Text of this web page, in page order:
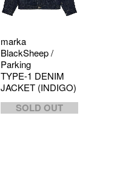
marka
BlackSheep /
Parking
TYPE-1 DENIM
JACKET (INDIGO)
SOLD OUT